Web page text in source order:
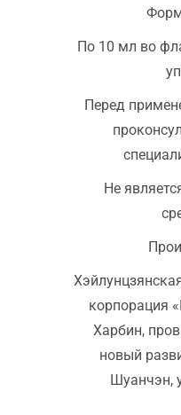
По 10 мл во
Перед
Не
корпорация
Харбин,
новый
Шуанчэн,